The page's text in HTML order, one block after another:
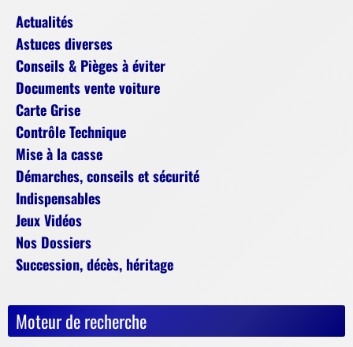
Actualités
Astuces diverses
Conseils & Pièges à éviter
Documents vente voiture
Carte Grise
Contrôle Technique
Mise à la casse
Démarches, conseils et sécurité
Indispensables
Jeux Vidéos
Nos Dossiers
Succession, décès, héritage
Moteur de recherche